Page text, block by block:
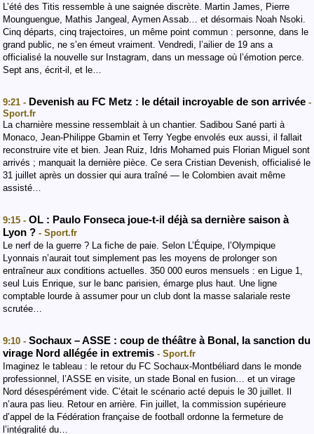
L’été des Titis ressemble à une saignée discrète. Martin James, Pierre
Mounguengue, Mathis Jangeal, Aymen Assab… et désormais Noah Nsoki.
Cinq départs, cinq trajectoires, un même point commun : personne, dans le
grand public, ne s’en émeut vraiment. Vendredi, l’ailier de 19 ans a
officialisé la nouvelle sur Instagram, dans un message où l’émotion perce.
Sept ans, écrit-il, et le…
9:21 - Devenish au FC Metz : le détail incroyable de son arrivée -
Sport.fr
La charnière messine ressemblait à un chantier. Sadibou Sané parti à
Monaco, Jean-Philippe Gbamin et Terry Yegbe envolés eux aussi, il fallait
reconstruire vite et bien. Jean Ruiz, Idris Mohamed puis Florian Miguel sont
arrivés ; manquait la dernière pièce. Ce sera Cristian Devenish, officialisé le
31 juillet après un dossier qui aura traîné — le Colombien avait même
assisté…
9:15 - OL : Paulo Fonseca joue-t-il déjà sa dernière saison à
Lyon ? - Sport.fr
Le nerf de la guerre ? La fiche de paie. Selon L’Équipe, l’Olympique
Lyonnais n’aurait tout simplement pas les moyens de prolonger son
entraîneur aux conditions actuelles. 350 000 euros mensuels : en Ligue 1,
seul Luis Enrique, sur le banc parisien, émarge plus haut. Une ligne
comptable lourde à assumer pour un club dont la masse salariale reste
scrutée…
9:10 - Sochaux – ASSE : coup de théâtre à Bonal, la sanction du
virage Nord allégée in extremis - Sport.fr
Imaginez le tableau : le retour du FC Sochaux-Montbéliard dans le monde
professionnel, l’ASSE en visite, un stade Bonal en fusion… et un virage
Nord désespérément vide. C’était le scénario acté depuis le 30 juillet. Il
n’aura pas lieu. Retour en arrière. Fin juillet, la commission supérieure
d’appel de la Fédération française de football ordonne la fermeture de
l’intégralité du…